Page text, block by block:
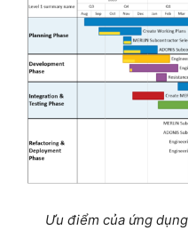
Ưu điểm của ứng